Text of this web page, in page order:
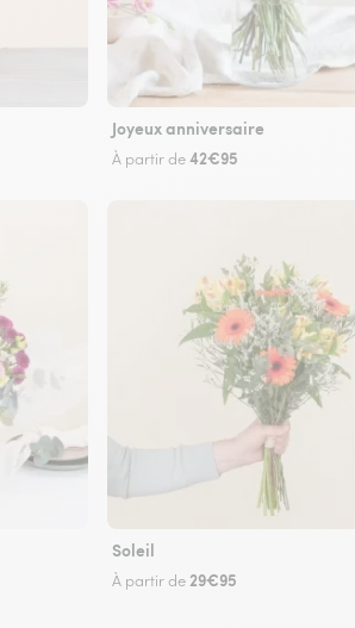
Joyeux anniversaire
À partir de42€95
Soleil
À partir de 29€95